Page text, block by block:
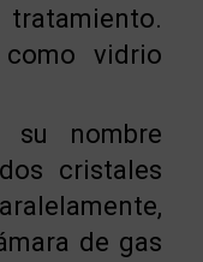
vidrio
su nombre
cristales
de gas